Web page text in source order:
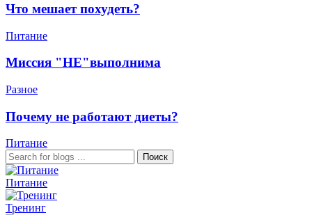
Что мешает похудеть?
Питание
Миссия "НЕ"выполнима
Разное
Почему не работают диеты?
Питание
Поиск
Питание
Тренинг